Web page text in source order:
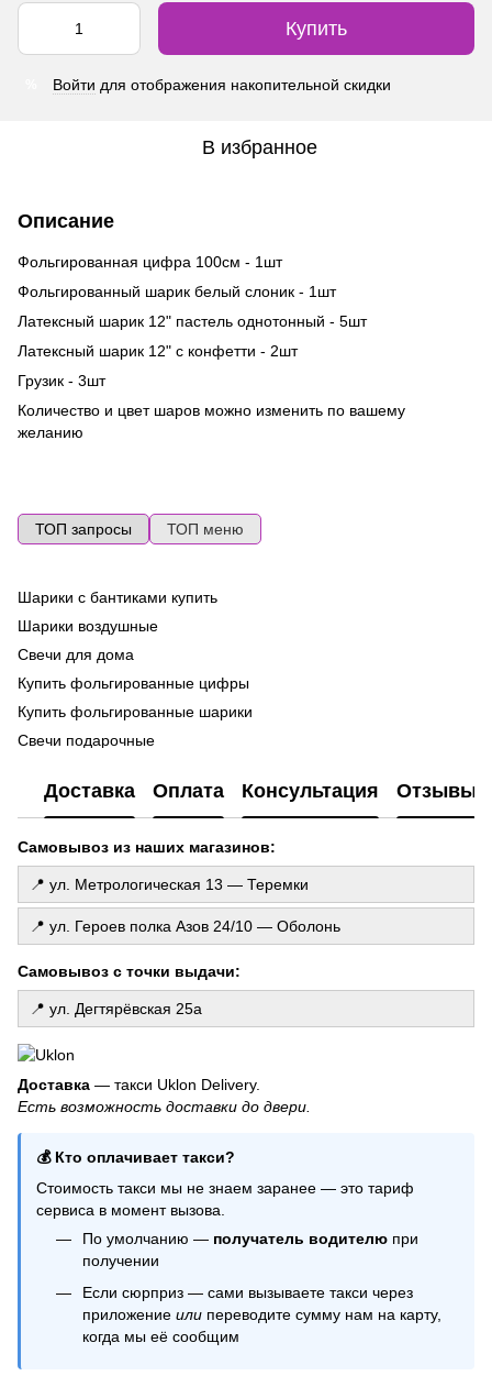
Купить
Войти для отображения накопительной скидки
В избранное
Описание
Фольгированная цифра 100см - 1шт
Фольгированный шарик белый слоник - 1шт
Латексный шарик 12" пастель однотонный - 5шт
Латексный шарик 12" с конфетти - 2шт
Грузик - 3шт
Количество и цвет шаров можно изменить по вашему
желанию
ТОП запросы ТОП меню
Шарики с бантиками купить
Шарики воздушные
Свечи для дома
Купить фольгированные цифры
Купить фольгированные шарики
Свечи подарочные
Шары на день рождения
Шарики на гендер пати
Купить шарики сердечки
Хлопушка праздничная
Фольгированные фигуры
Свечи с тайным посланием
Фотозона из шариков
Бумажные гирлянды
Свеча ароматическая
Прозрачные шарики с конфетти
Посуда одноразовая праздничная
Купить свечу ручной работы
Колпаки на день рождения купить
Всё для праздника киев
Доставка Оплата Консультация Отзывы
Самовывоз из наших магазинов:
📍 ул. Метрологическая 13 — Теремки
📍 ул. Героев полка Азов 24/10 — Оболонь
Самовывоз с точки выдачи:
📍 ул. Дегтярёвская 25а
Доставка — такси Uklon Delivery.
Есть возможность доставки до двери.
💰 Кто оплачивает такси?
Стоимость такси мы не знаем заранее — это тариф
сервиса в момент вызова.
По умолчанию — получатель водителю при
получении
Если сюрприз — сами вызываете такси через
приложение или переводите сумму нам на карту,
когда мы её сообщим